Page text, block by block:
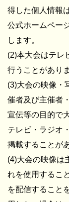
得した個人情報
公式ホームペー
します。
(2)本大会はテレ
行うことがあり
(3)大会の映像・
催者及び主催者
宣伝等の目的で
テレビ・ラジオ
掲載することが
(4)大会の映像は
れを使用するこ
を配信すること